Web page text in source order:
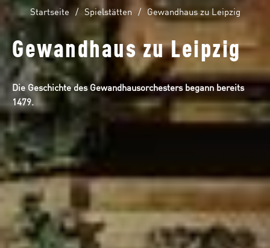
Startseite Spielstätten Gewandhaus zu Leipzig
Gewandhaus zu Leipzig
Die Geschichte des Gewandhausorchesters begann bereits
1479.